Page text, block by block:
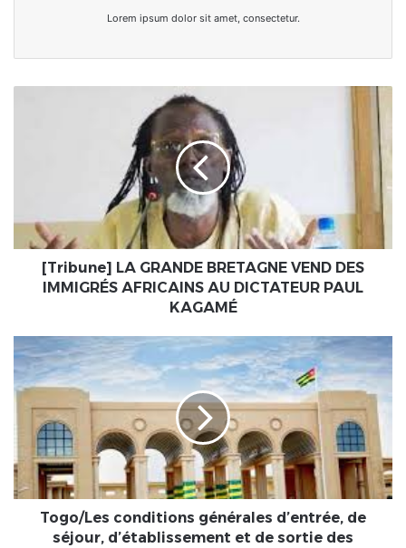
Lorem ipsum dolor sit amet, consectetur.
AFRICAINS
AU
DICTATEUR[Tribune] LA GRANDE BRETAGNE VEND DES
IMMIGRÉS AFRICAINS AU DICTATEUR PAUL
KAGAMÉ
Togo/Les
conditions
générales
séjour,
d’établissement
et
de
Togo/Les conditions générales d’entrée, de
séjour, d’établissement et de sortie des